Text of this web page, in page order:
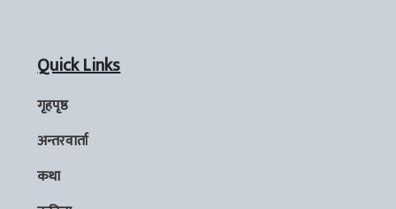
Quick Links
गृहपृष्ठ
अन्तरवार्ता
कथा